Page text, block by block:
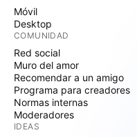
Móvil
Desktop
COMUNIDAD
Red social
Muro del amor
Recomendar a un amigo
Programa para creadores
Normas internas
Moderadores
IDEAS